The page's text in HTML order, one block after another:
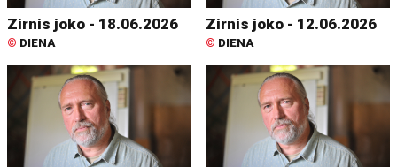
Zirnis joko - 18.06.2026
© DIENA
Zirnis joko - 12.06.2026
© DIENA